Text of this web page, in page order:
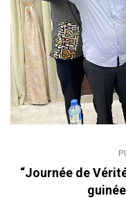
“Journée de